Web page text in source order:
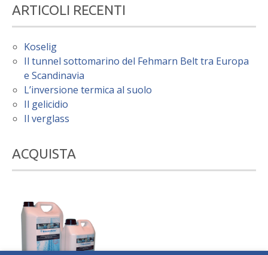
ARTICOLI RECENTI
Koselig
Il tunnel sottomarino del Fehmarn Belt tra Europa
e Scandinavia
L’inversione termica al suolo
Il gelicidio
Il verglass
ACQUISTA